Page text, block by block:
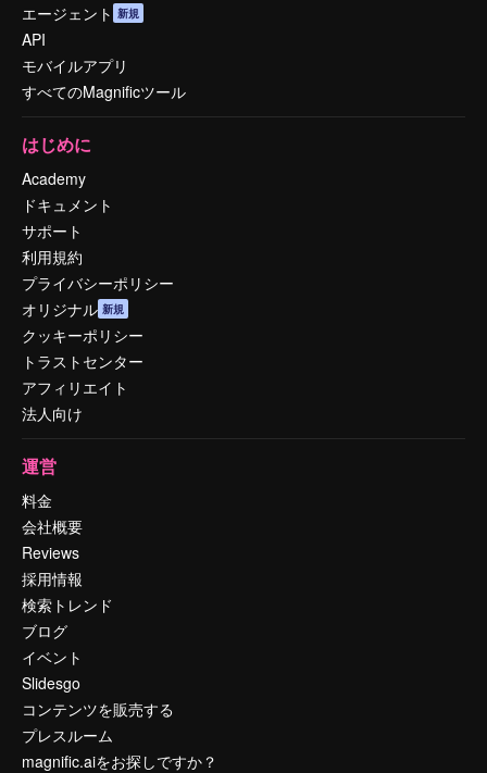
エージェント 新規
API
モバイルアプリ
すべてのMagnificツール
はじめに
Academy
ドキュメント
サポート
利用規約
プライバシーポリシー
オリジナル 新規
クッキーポリシー
トラストセンター
アフィリエイト
法人向け
運営
料金
会社概要
Reviews
採用情報
検索トレンド
ブログ
イベント
Slidesgo
コンテンツを販売する
プレスルーム
magnific.aiをお探しですか？